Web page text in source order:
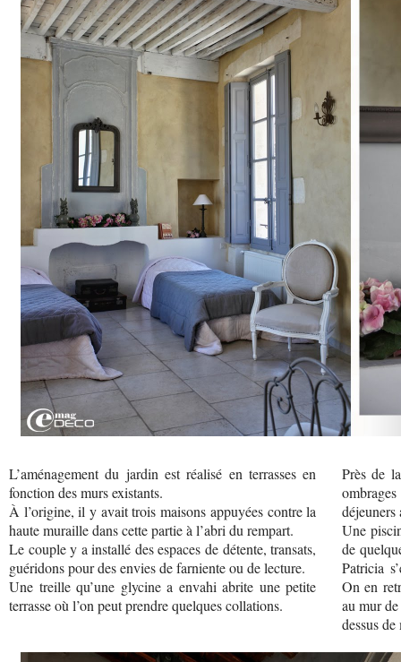
L’aménagement du jardin est réalisé en terrasses en
fonction des murs existants.
À l’origine, il y avait trois maisons appuyées contre la
haute muraille dans cette partie à l’abri du rempart.
Le couple y a installé des espaces de détente, transats,
guéridons pour des envies de farniente ou de lecture.
Une treille qu’une glycine a envahi abrite une petite
terrasse où l’on peut prendre quelques collations.
Près de
déjeuners
Une
de
Patricia
On en
au mur
dessus